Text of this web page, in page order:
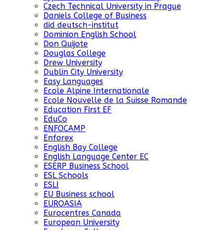
Czech Technical University in Prague
Daniels College of Business
did deutsch-institut
Dominion English School
Don Quijote
Douglas College
Drew University
Dublin City University
Easy Languages
Ecole Alpine Internationale
Ecole Nouvelle de la Suisse Romande
Education First EF
EduCo
ENFOCAMP
Enforex
English Bay College
English Language Center EC
ESERP Business School
ESL Schools
ESLI
EU Business school
EUROASIA
Eurocentres Canada
European University